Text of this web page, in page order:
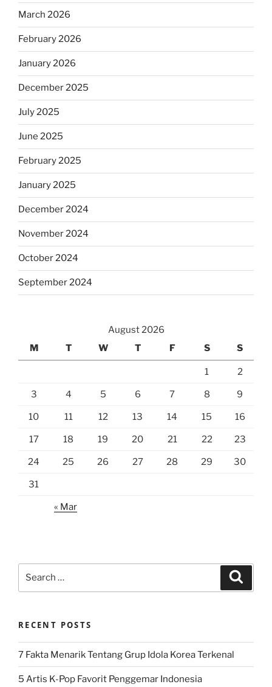
March 2026
February 2026
January 2026
December 2025
July 2025
June 2025
February 2025
January 2025
December 2024
November 2024
October 2024
September 2024
August 2026
M
T W T F S S
1 2
3 4 5 6 7 8 9
10 11 12 13 14 15 16
17 18 19 20 21 22 23
24 25 26 27 28 29 30
31
« Mar
RECENT POSTS
7 Fakta Menarik Tentang Grup Idola Korea Terkenal
5 Artis K-Pop Favorit Penggemar Indonesia